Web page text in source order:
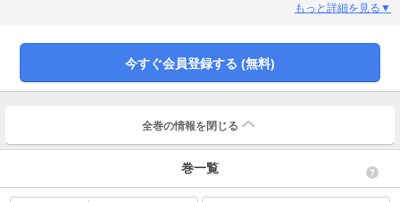
もっと詳細を見る▼
今すぐ会員登録する (無料)
全巻の情報を 閉じる
巻一覧